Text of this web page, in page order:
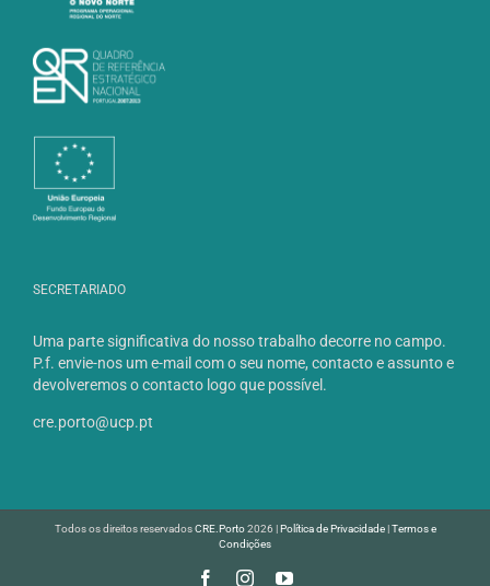
SECRETARIADO
Uma parte significativa do nosso trabalho decorre no campo.
P.f. envie-nos um e-mail com o seu nome, contacto e assunto e
devolveremos o contacto logo que possível.
cre.porto@ucp.pt
Todos os direitos reservadosCRE.Porto2026 | Política de Privacidade| Termos e
Condições
FacebookInstagramYouTube